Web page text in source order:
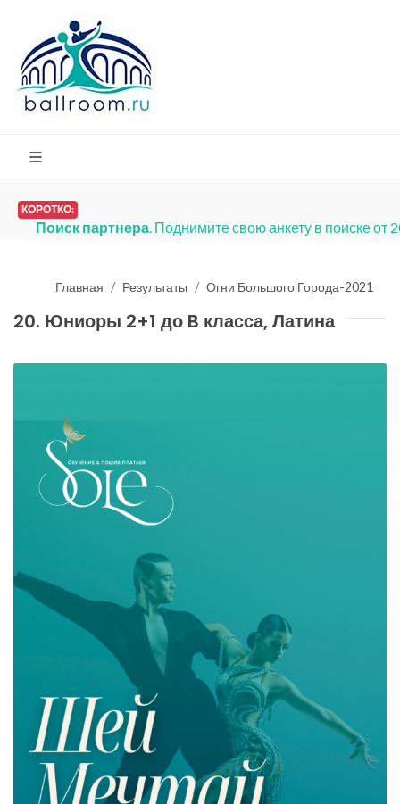
КОРОТКО:
Поиск партнера. Поднимите свою анкету в поиске от
Главная Результаты Огни Большого Города-2021
20. Юниоры 2+1 до B класса, Латина